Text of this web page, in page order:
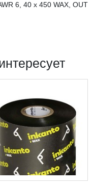
6, 40 х 450 WAX, OUT